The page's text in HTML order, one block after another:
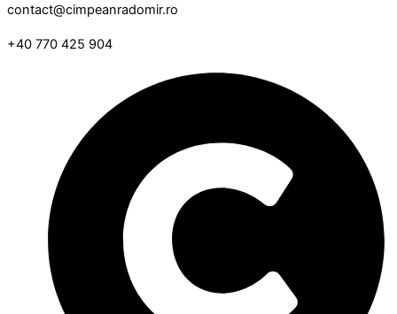
contact@cimpeanradomir.ro
+40 770 425 904